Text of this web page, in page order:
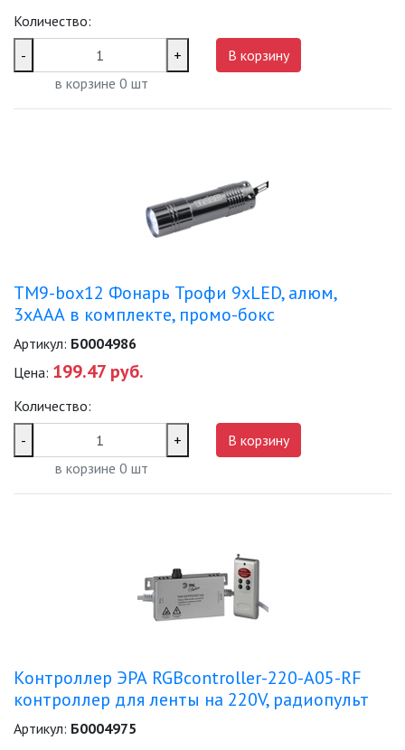
Количество:
-
+
в корзине 0 шт
В корзину
TM9-box12 Фонарь Трофи 9xLED, алюм,
3хААА в комплекте, промо-бокс
Артикул: Б0004986
Цена: 199.47 руб.
Количество:
-
+
в корзине 0 шт
В корзину
Контроллер ЭРА RGBcontroller-220-A05-RF
контроллер для ленты на 220V, радиопульт
Артикул: Б0004975